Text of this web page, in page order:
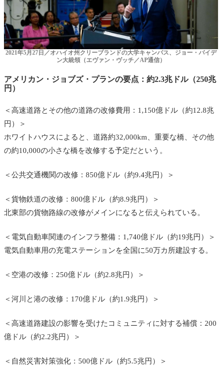
2021年5月27日／オハイオ州クリーブランドの大学キャンパス、ジョー・バイデ
ン大統領（エヴァン・ヴッチ／AP通信）
アメリカン・ジョブズ・プランの要点：約2.3兆ドル（250兆
円）
＜高速道路とその他の道路の改修費用：1,150億ドル（約12.8兆
円）＞
ホワイトハウスによると、道路約32,000km、重要な橋、その他
の約10,000の小さな橋を改修する予定だという。
＜公共交通機関の改修：850億ドル（約9.4兆円）＞
＜貨物鉄道の改修：800億ドル（約8.9兆円）＞
北東部の貨物路線の改修がメインになると伝えられている。
＜電気自動車関連のインフラ整備：1,740億ドル（約19兆円）＞
電気自動車用の充電ステーションを全国に50万カ所建設する。
＜空港の改修：250億ドル（約2.8兆円）＞
＜河川と港の改修：170億ドル（約1.9兆円）＞
＜高速道路建設の影響を受けたコミュニティに対する補償：200
億ドル（約2.2兆円）＞
＜自然災害対策強化：500億ドル（約5.5兆円）＞